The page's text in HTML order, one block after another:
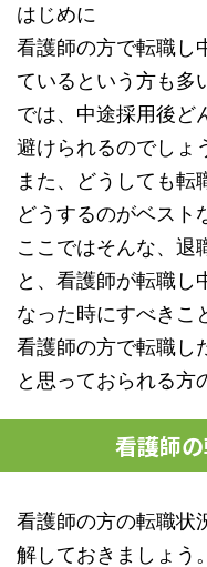
はじめに
看護師の方で転職し
ているという方も多
では、中途採用後ど
避けられるのでしょ
また、どうしても転
どうするのがベスト
ここではそんな、退
と、看護師が転職し
なった時にすべきこ
看護師の方で転職し
と思っておられる方
看護師
看護師の方の転職状
解しておきましょう。